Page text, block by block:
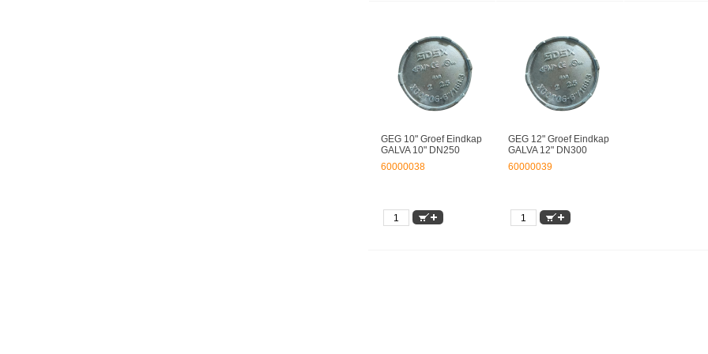
GEG 10" Groef Eindkap
GALVA 10" DN250
60000038
GEG 12" Groef Eindkap
GALVA 12" DN300
60000039